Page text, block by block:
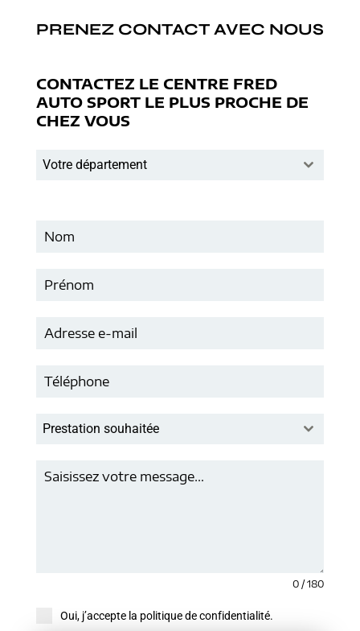
PRENEZ CONTACT AVEC NOUS
CONTACTEZ LE CENTRE FRED
AUTO SPORT LE PLUS PROCHE DE
CHEZ VOUS
Votre département
Prestation souhaitée
0 / 180
Oui, j’accepte la politique de confidentialité.